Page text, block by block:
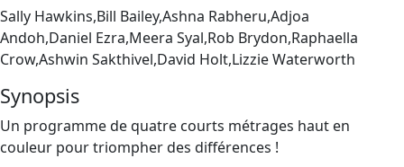
Sally Hawkins,Bill Bailey,Ashna Rabheru,Adjoa
Andoh,Daniel Ezra,Meera Syal,Rob Brydon,Raphaella
Crow,Ashwin Sakthivel,David Holt,Lizzie Waterworth
Synopsis
Un programme de quatre courts métrages haut en
couleur pour triompher des différences !